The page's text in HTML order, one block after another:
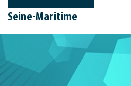
Seine-Maritime